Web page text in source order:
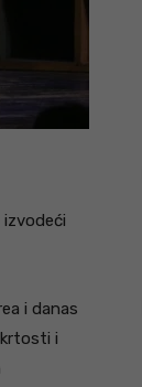
izvodeći
i danas
i